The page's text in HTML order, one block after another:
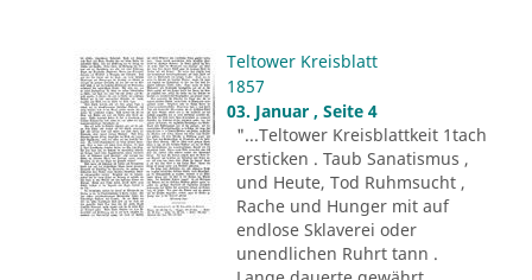
Teltower Kreisblatt
1857
03. Januar , Seite 4
"...Teltower Kreisblattkeit 1tach
ersticken . Taub Sanatismus ,
und Heute, Tod Ruhmsucht ,
Rache und Hunger mit auf
endlose Sklaverei oder
unendlichen Ruhrt tann .